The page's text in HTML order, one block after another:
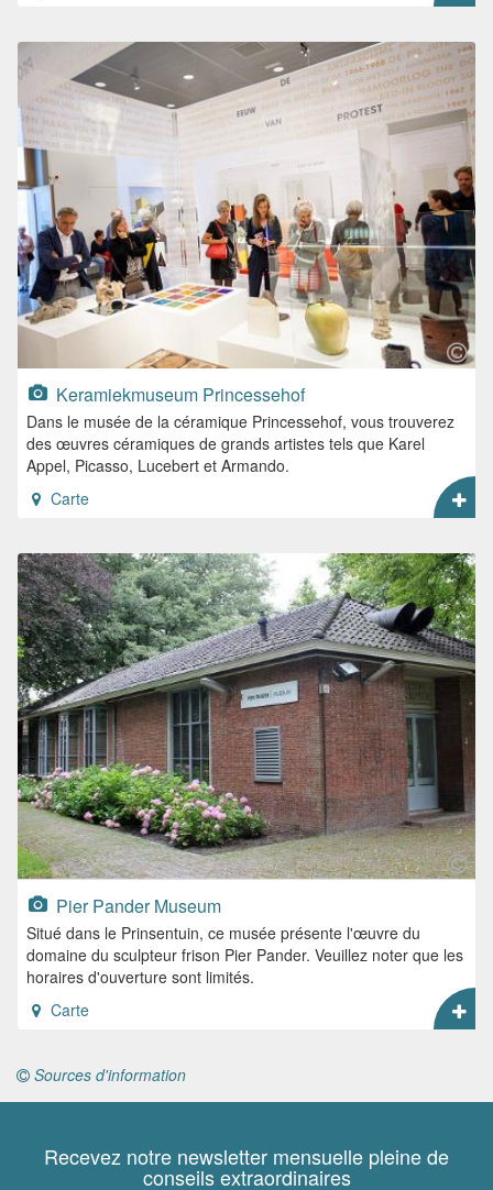
Keramiekmuseum Princessehof
Dans le musée de la céramique Princessehof, vous trouverez
des œuvres céramiques de grands artistes tels que Karel
Appel, Picasso, Lucebert et Armando.
Carte
Pier Pander Museum
Situé dans le Prinsentuin, ce musée présente l'œuvre du
domaine du sculpteur frison Pier Pander. Veuillez noter que les
horaires d'ouverture sont limités.
Carte
Sources d'information
Recevez notre newsletter mensuelle pleine de
conseils extraordinaires